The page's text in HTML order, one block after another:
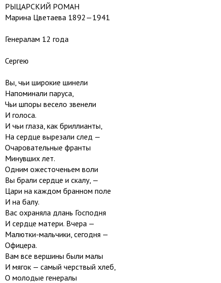
РЫЦАРСКИЙ РОМАН
Марина Цветаева 1892—1941
Генералам 12 года
Сергею
Вы, чьи широкие шинели
Напоминали паруса,
Чьи шпоры весело звенели
И голоса.
И чьи глаза, как бриллианты,
На сердце вырезали след —
Очаровательные франты
Минувших лет.
Одним ожесточеньем воли
Вы брали сердце и скалу, —
Цари на каждом бранном поле
И на балу.
Вас охраняла длань Господня
И сердце матери. Вчера —
Малютки-мальчики, сегодня —
Офицера.
Вам все вершины были малы
И мягок — самый черствый хлеб,
О молодые генералы